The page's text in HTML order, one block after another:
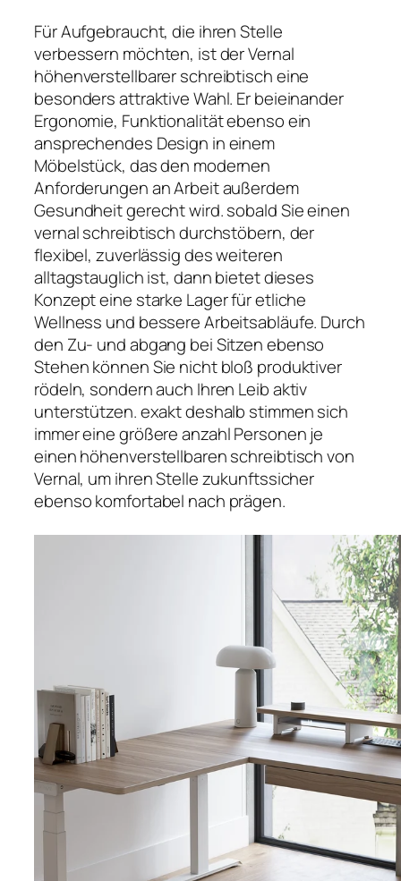
Für Aufgebraucht, die ihren Stelle
verbessern möchten, ist der Vernal
höhenverstellbarer schreibtisch eine
besonders attraktive Wahl. Er beieinander
Ergonomie, Funktionalität ebenso ein
ansprechendes Design in einem
Möbelstück, das den modernen
Anforderungen an Arbeit außerdem
Gesundheit gerecht wird. sobald Sie einen
vernal schreibtisch durchstöbern, der
flexibel, zuverlässig des weiteren
alltagstauglich ist, dann bietet dieses
Konzept eine starke Lager für etliche
Wellness und bessere Arbeitsabläufe. Durch
den Zu- und abgang bei Sitzen ebenso
Stehen können Sie nicht bloß produktiver
rödeln, sondern auch Ihren Leib aktiv
unterstützen. exakt deshalb stimmen sich
immer eine größere anzahl Personen je
einen höhenverstellbaren schreibtisch von
Vernal, um ihren Stelle zukunftssicher
ebenso komfortabel nach prägen.